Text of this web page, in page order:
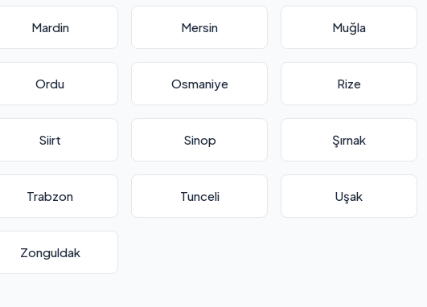
Mardin Mersin Muğla
Ordu Osmaniye Rize
Siirt Sinop Şırnak
Trabzon Tunceli Uşak
Zonguldak